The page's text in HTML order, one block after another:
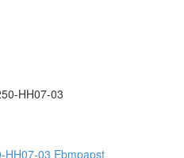
HH07-03 Ebmpapst